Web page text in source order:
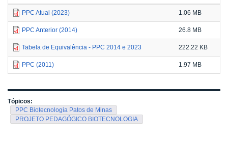
PPC Atual (2023) 1.06 MB
PPC Anterior (2014) 26.8 MB
Tabela de Equivalência - PPC 2014 e 2023 222.22 KB
PPC (2011) 1.97 MB
Tópicos:
PPC Biotecnologia Patos de Minas
PROJETO PEDAGÓGICO BIOTECNOLOGIA